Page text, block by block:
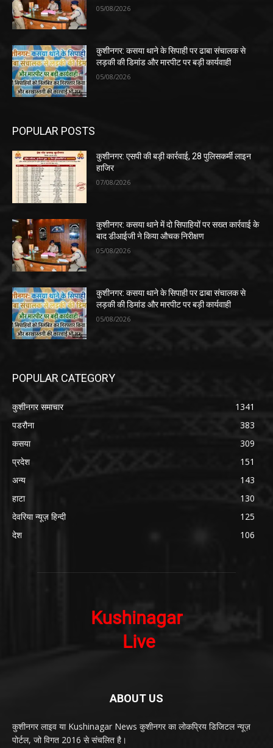
05/08/2026
कुशीनगर: कसया थाने के सिपाही पर ढाबा संचालक से
लड़की की डिमांड और मारपीट पर बड़ी कार्यवाही
05/08/2026
POPULAR POSTS
कुशीनगर: एसपी की बड़ी कार्रवाई, 28 पुलिसकर्मी लाइन
हाजिर
07/08/2026
कुशीनगर: कसया थाने में दो सिपाहियों पर सख्त कार्रवाई के
बाद डीआईजी ने किया औचक निरीक्षण
05/08/2026
कुशीनगर: कसया थाने के सिपाही पर ढाबा संचालक से
लड़की की डिमांड और मारपीट पर बड़ी कार्यवाही
05/08/2026
POPULAR CATEGORY
कुशीनगर समाचार
1341
पडरौना
383
कसया
309
प्रदेश
151
अन्य
143
हाटा
130
देवरिया न्यूज़ हिन्दी
125
देश
106
ABOUT US
कुशीनगर लाइव या Kushinagar News कुशीनगर का लोकप्रिय डिजिटल न्यूज़
पोर्टल, जो विगत 2016 से संचलित है।